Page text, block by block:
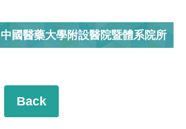
中國醫藥大學附設醫院暨體系院所
Back